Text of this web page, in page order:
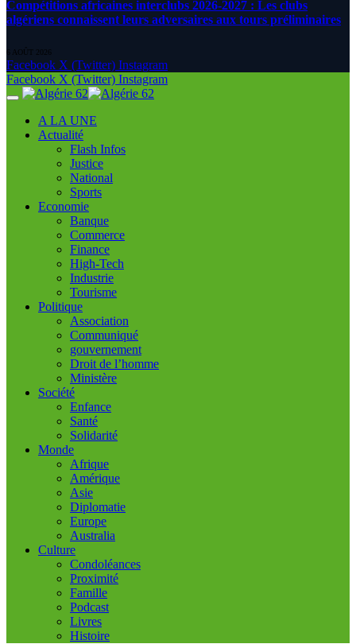
Compétitions africaines interclubs 2026-2027 : Les clubs
algériens connaissent leurs adversaires aux tours préliminaires
6 AOÛT 2026
Facebook X (Twitter) Instagram
Facebook X (Twitter) Instagram
A LA UNE
Actualité
Flash Infos
Justice
National
Sports
Economie
Banque
Commerce
Finance
High-Tech
Industrie
Tourisme
Politique
Association
Communiqué
gouvernement
Droit de l’homme
Ministère
Société
Enfance
Santé
Solidarité
Monde
Afrique
Amérique
Asie
Diplomatie
Europe
Australia
Culture
Condoléances
Proximité
Famille
Podcast
Livres
Histoire